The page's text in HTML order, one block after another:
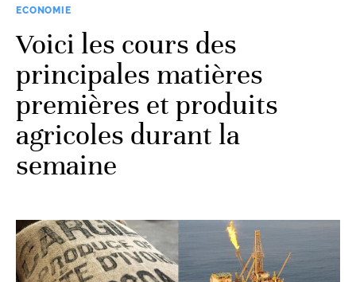
ECONOMIE
Voici les cours des
principales matières
premières et produits
agricoles durant la
semaine